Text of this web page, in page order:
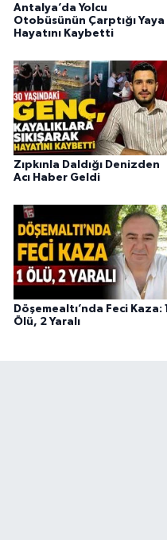
Antalya’da Yolcu
Otobüsünün Çarptığı Yaya
Hayatını Kaybetti
Zıpkınla Daldığı Denizden
Acı Haber Geldi
Döşemealtı’nda Feci Kaza: 1
Ölü, 2 Yaralı